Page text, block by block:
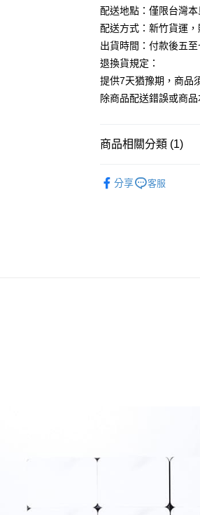
ATM付款
運送方式
下單前請先詢問庫存
每筆NT$130，滿
配送地點：僅限台灣本
配送方式：新竹貨運
出貨時間：付款後五
退換貨規定：
提供7天猶豫期，商品
除商品配送錯誤或商
商品相關分類 (1)
分享
客服